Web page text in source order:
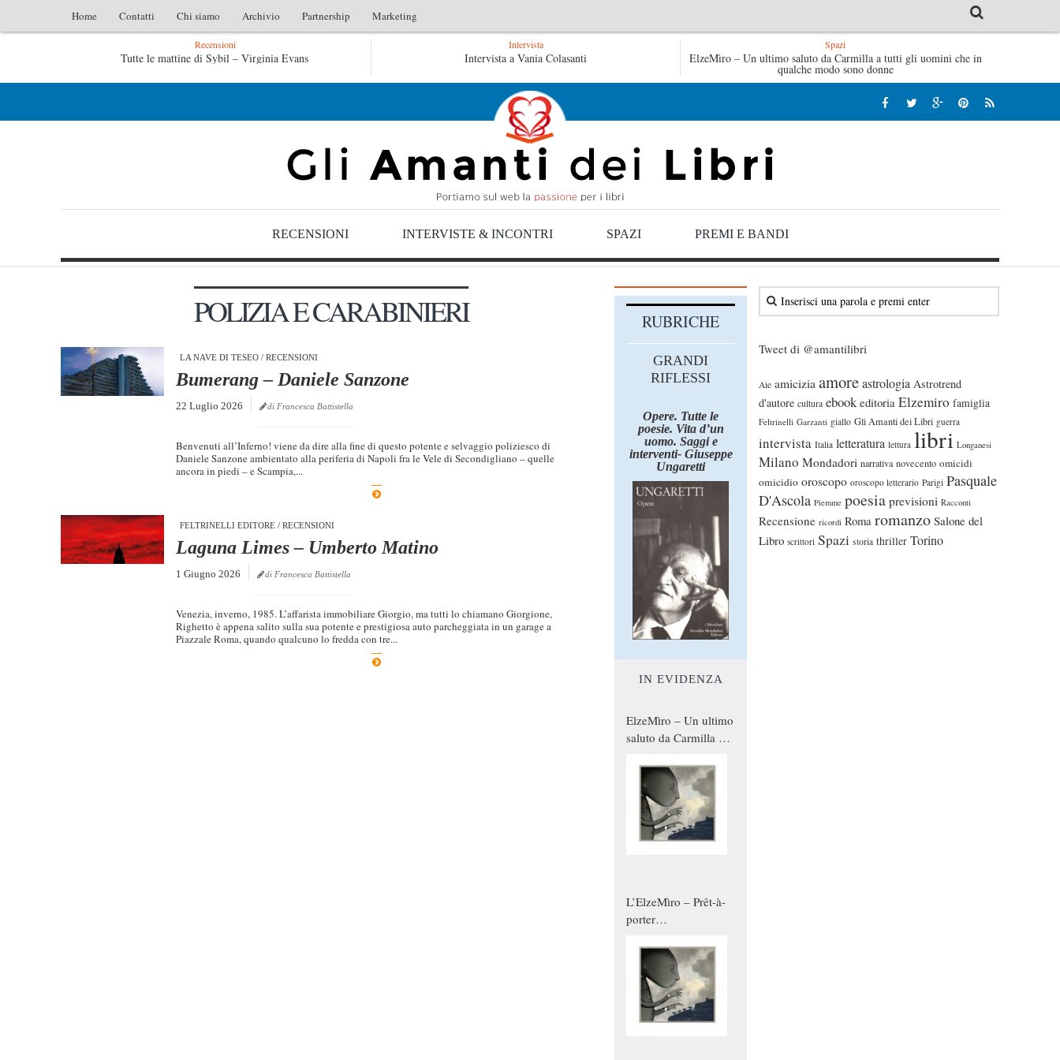
Home Contatti Chi siamo Archivio Partnership Marketing
Recensioni
Tutte le mattine di Sybil – Virginia Evans L’idraulico non verrà – Fruttero & Lucentini Le anime salve di Fabrizio De André – Jan Gaggetta Tutte le mattine di Sybil –
L’idraulico non verrà – Fruttero & Lucentini
Intervista
Intervista a Vania Colasanti
Spazi
ElzeMìro – Un ultimo saluto da Carmilla a tutti gli uomini che in
qualche modo sono donne
RECENSIONI INTERVISTE & INCONTRI SPAZI PREMI E BANDI
POLIZIA E CARABINIERI
LA NAVE DI TESEO / RECENSIONI
Bumerang – Daniele Sanzone
22 Luglio 2026 di Francesca Battistella
Benvenuti all’Inferno! viene da dire alla fine di questo potente e selvaggio poliziesco di
Daniele Sanzone ambientato alla periferia di Napoli fra le Vele di Secondigliano – quelle
ancora in piedi – e Scampia,...
FELTRINELLI EDITORE / RECENSIONI
Laguna Limes – Umberto Matino
1 Giugno 2026 di Francesca Battistella
Venezia, inverno, 1985. L’affarista immobiliare Giorgio, ma tutti lo chiamano Giorgione,
Righetto è appena salito sulla sua potente e prestigiosa auto parcheggiata in un garage a
Piazzale Roma, quando qualcuno lo fredda con tre...
Tweet di @amantilibri
Aie amicizia amoreastrologia Astrotrend
d'autore cultura ebook editoria Elzemiro famiglia
Feltrinelli Garzanti giallo Gli Amanti dei Libri guerra
intervista Italia letteratura lettura libri Longanesi
Milano Mondadori narrativa novecento omicidi
omicidio oroscopo oroscopo letterario Parigi Pasquale
D'Ascola Piemme poesia previsioni Racconti
Recensione ricordi Roma romanzo Salone del
Libro scrittori Spazi storia thriller Torino
RUBRICHE
GRANDI
RIFLESSI
Opere. Tutte le
poesie. Vita d’un
uomo. Saggi e
interventi- Giuseppe
Ungaretti
IN EVIDENZA
ElzeMìro – Un ultimo
saluto da Carmilla a
qualche modo sono
donne
L’ElzeMìro – Prêt-à-
porter